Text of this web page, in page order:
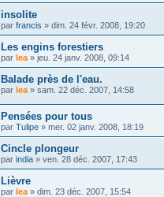
insolite
par francis » dim. 24 févr. 2008, 19:20
Les engins forestiers
par lea » jeu. 24 janv. 2008, 09:14
Balade près de l'eau.
par lea » sam. 22 déc. 2007, 14:58
Pensées pour tous
par Tulipe » mer. 02 janv. 2008, 18:19
Cincle plongeur
par india » ven. 28 déc. 2007, 17:43
Lièvre
par lea » dim. 23 déc. 2007, 15:54